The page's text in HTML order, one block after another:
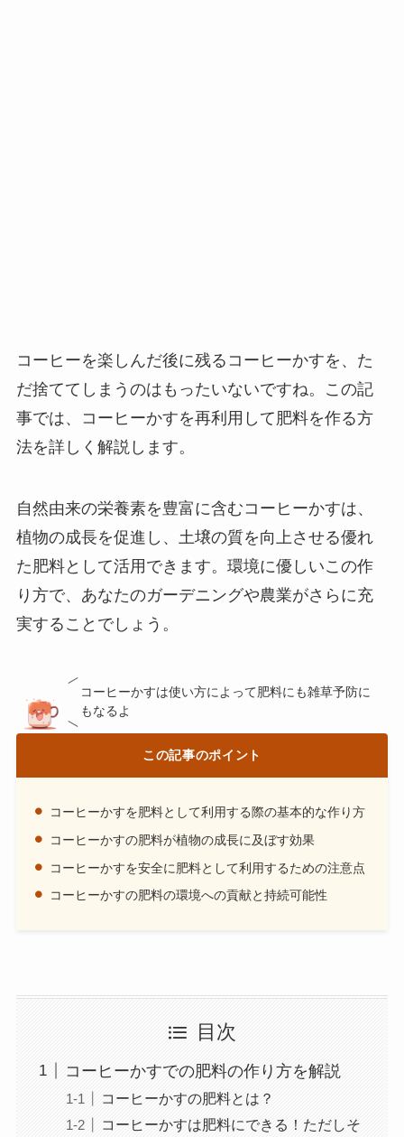
コーヒーを楽しんだ後に残るコーヒーかすを、た
だ捨ててしまうのはもったいないですね。この記
事では、コーヒーかすを再利用して肥料を作る方
法を詳しく解説します。
自然由来の栄養素を豊富に含むコーヒーかすは、
植物の成長を促進し、土壌の質を向上させる優れ
た肥料として活用できます。環境に優しいこの作
り方で、あなたのガーデニングや農業がさらに充
実することでしょう。
コーヒーかすは使い方によって肥料にも雑草予防に
もなるよ
この記事のポイント
コーヒーかすを肥料として利用する際の基本的な作り方
コーヒーかすの肥料が植物の成長に及ぼす効果
コーヒーかすを安全に肥料として利用するための注意点
コーヒーかすの肥料の環境への貢献と持続可能性
目次
コーヒーかすでの肥料の作り方を解説
コーヒーかすの肥料とは？
コーヒーかすは肥料にできる！ただしそ